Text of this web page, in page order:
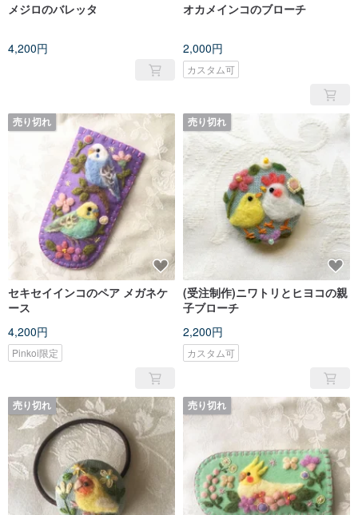
メジロのバレッタ
4,200円
オカメインコのブローチ
2,000円
カスタム可
売り切れ
セキセイインコのペア メガネケ
ース
4,200円
Pinkoi限定
売り切れ
(受注制作)ニワトリとヒヨコの親
子ブローチ
2,200円
カスタム可
売り切れ 売り切れ